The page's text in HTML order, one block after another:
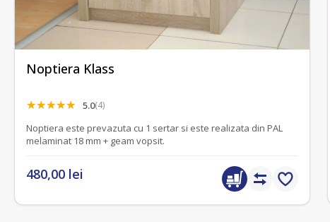
Noptiera Klass
5.0(4)
Noptiera este prevazuta cu 1 sertar si este realizata din PAL
melaminat 18 mm + geam vopsit.
480,00 lei